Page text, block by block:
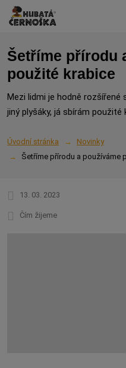
Šetříme přírodu
použité krabice
Mezi lidmi je hodně rozšířené
jiný plyšáky, já sbírám použité
Úvodní stránka
Novinky
Šetříme přírodu a používáme
13. 03. 2023
Čím žijeme